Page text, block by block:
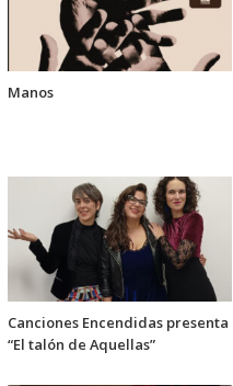
Manos
Canciones Encendidas presenta
“El talón de Aquellas”